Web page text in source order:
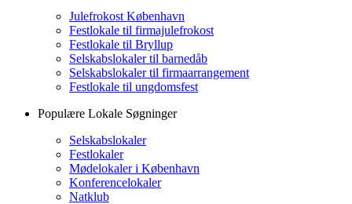
Julefrokost København
Festlokale til firmajulefrokost
Festlokale til Bryllup
Selskabslokaler til barnedåb
Selskabslokaler til firmaarrangement
Festlokale til ungdomsfest
Populære Lokale Søgninger
Selskabslokaler
Festlokaler
Mødelokaler i København
Konferencelokaler
Natklub